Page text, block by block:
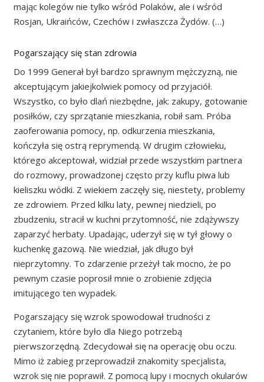
mając kolegów nie tylko wśród Polaków, ale i wśród
Rosjan, Ukraińców, Czechów i zwłaszcza Żydów. (…)
Pogarszający się stan zdrowia
Do 1999 Generał był bardzo sprawnym mężczyzną, nie
akceptującym jakiejkolwiek pomocy od przyjaciół.
Wszystko, co było dlań niezbędne, jak: zakupy, gotowanie
posiłków, czy sprzątanie mieszkania, robił sam. Próba
zaoferowania pomocy, np. odkurzenia mieszkania,
kończyła się ostrą reprymendą. W drugim człowieku,
którego akceptował, widział przede wszystkim partnera
do rozmowy, prowadzonej często przy kuflu piwa lub
kieliszku wódki. Z wiekiem zaczęły się, niestety, problemy
ze zdrowiem. Przed kilku laty, pewnej niedzieli, po
zbudzeniu, stracił w kuchni przytomność, nie zdążywszy
zaparzyć herbaty. Upadając, uderzył się w tył głowy o
kuchenkę gazową. Nie wiedział, jak długo był
nieprzytomny. To zdarzenie przeżył tak mocno, że po
pewnym czasie poprosił mnie o zrobienie zdjęcia
imitującego ten wypadek.
Pogarszający się wzrok spowodował trudności z
czytaniem, które było dla Niego potrzebą
pierwszorzędną. Zdecydował się na operację obu oczu.
Mimo iż zabieg przeprowadził znakomity specjalista,
wzrok się nie poprawił. Z pomocą lupy i mocnych okularów